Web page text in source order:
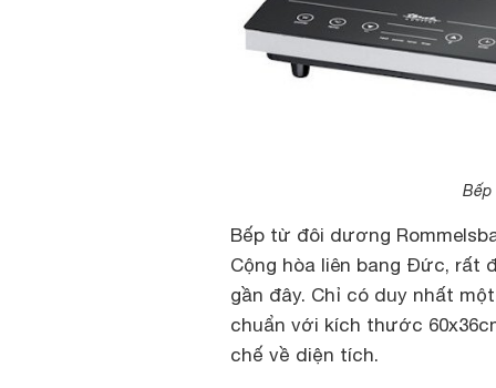
Bếp
Bếp từ đôi dương
Cộng hòa liên bang Đức, rất
gần đây. Chỉ có duy nhất
chuẩn với kích thước
chế về diện tích.